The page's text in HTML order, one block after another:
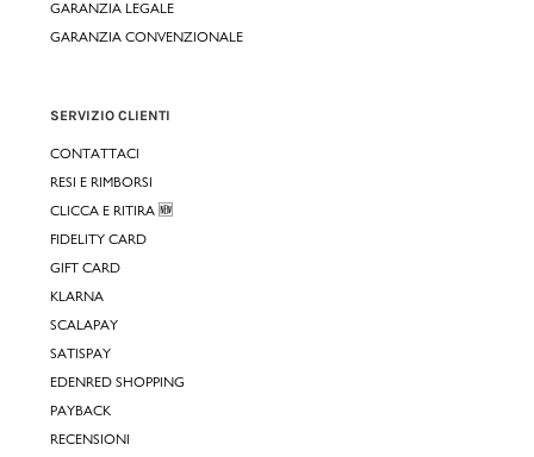
GARANZIA LEGALE
GARANZIA CONVENZIONALE
SERVIZIO CLIENTI
CONTATTACI
RESI E RIMBORSI
CLICCA E RITIRA 🆕
FIDELITY CARD
GIFT CARD
KLARNA
SCALAPAY
SATISPAY
EDENRED SHOPPING
PAYBACK
RECENSIONI